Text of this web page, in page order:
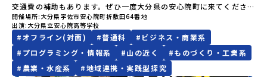
教育事業や地域活性モデルをつくり続けています。名 称：一般財
団法人地域・教育魅力化プラットフォーム設 立：2017年3月代表
者：岩本 悠所在地：〒690-0842 島根県松江市東本町二丁目25-6
みらいBASE2階 その他所在地公式HP：http://c-platform.or.jp/
お問い合わせ先担当：小川・小原E-mail：info@miratabi.jp「お
ためし地域留学体験」のプログラム開催情報を公式LINEにて配信
あった場合は、繰り上げ当選者へご連絡させていただきます。登録
メールアドレスの変更をご希望の場合は下記の地域みらい留学公式
LINEよりご連絡をお願いします。※受信制限設定をしていると、通
知メールをお受け取りいただけません。その場合は、
「@miratabi.jp」からのメールを受信できるよう設定をお願いいた
します。※結果に関する個別のお問合せにはお答えしておりません
や、中学生のみなさんの素朴な疑問にスタッフが直接お答えしま
す。チャットでの質問も可能ですので、ぜひご自宅からリラックス
してご参加ください。▼お申し込み前に必ずご確認ください・参加
規約への同意プログラムへの参加申し込みいただく前に、「お申し
込みに関する各規約」への同意が必須となります。ご確認くださ
い。・抽選による参加者決定についてお申込みいただいた方の中か
🎵体験のおすすめポイント体験プログラム内容（予定）＜1日目＞
（PM）「オリエンテーション」「地熱染色・発電所見学」 -八幡
平市の自然を知る -地球のチカラを使ったアートづくり「ペンショ
ンで夕食」「1日目の振り返り」「星空観察」※希望者＜2日目＞
（AM）「平舘（たいらだて）高校見学」 -高校生活をイメージし
よう「郷土料理・BBQ」 -高校生・地元の方と交流を深める
れとこはんとう）、鶴や白鳥など珍しい野鳥の宝庫である野付半島
（のつけはんとう）をながめることができ、ミルクの里の牧草地が
広がる牛の酪農（らくのう）もさかんで、海と緑と川の自然と生き
物が豊かな町です！標津町はさらに「鮭（さけ）の聖地」としても
有名。江戸時代には将軍家にも贈られたほどで、今では「日本遺
産」に登録されています。一万年前から続く伝統的な「鮭」の産業
交通費の補助もあります。ぜひ一度大分県の安心院町に来てくださ
い！！
開催場所 大分県宇佐市安心院町折敷田64番地
出演 大分県立安心院高等学校
#オフライン(対面) #普通科 # ビジネス・商業系
# プログラミング・情報系 #山の近く #ものづくり・工業系
# 農業・水産系 #地域連携・実践型探究